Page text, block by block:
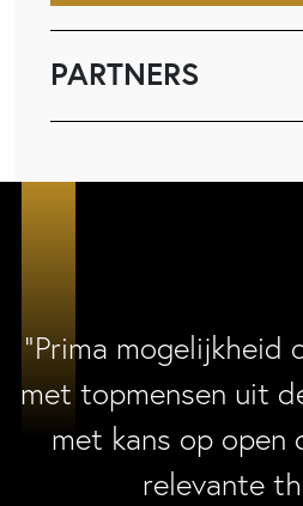
PARTNERS
“Prima mogelijkheid
met topmensen uit
met kans op open
relevante